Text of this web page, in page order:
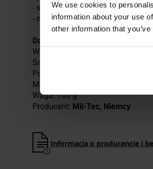
We use cookies to
information about your use
other information that
- składane ucho w formie
- niska waga.
Dane techniczne
Wysokość: 8,6 cm
Średnica: 9,7 cm
Pojemność: 500 ml
Materiał: stal nierdzewna
Waga: 100 g
Producent: Mil-Tec, Niemcy
Informacja o producencie i